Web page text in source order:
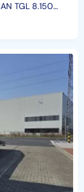
TGL 8.150